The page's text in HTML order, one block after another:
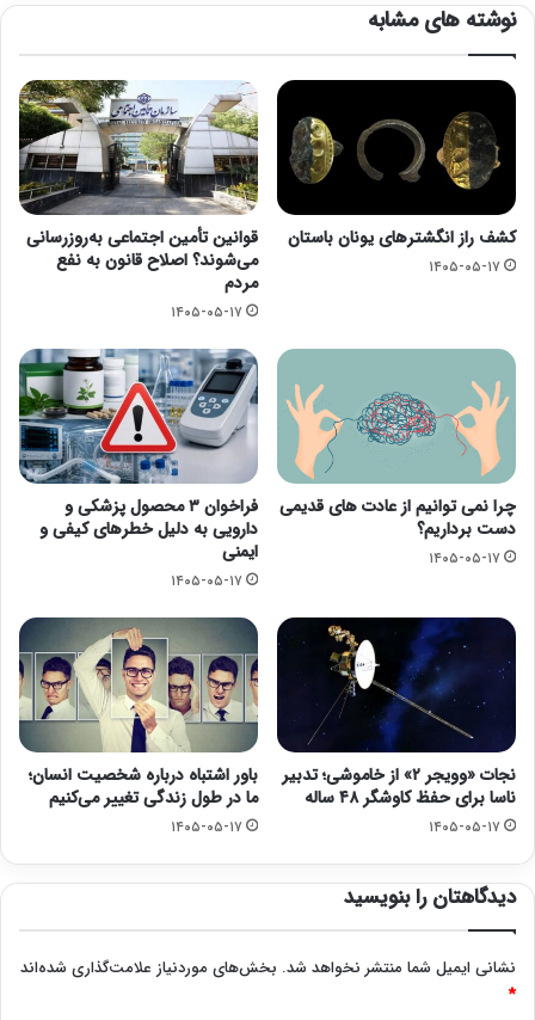
نوشته های مشابه
کشف راز انگشترهای یونان باستان
۱۴۰۵-۰۵-۱۷
قوانین تأمین اجتماعی به‌روزرسانی
می‌شوند؟ اصلاح قانون به نفع
مردم
۱۴۰۵-۰۵-۱۷
چرا نمی توانیم از عادت های قدیمی
دست برداریم؟
۱۴۰۵-۰۵-۱۷
فراخوان ۳ محصول پزشکی و
دارویی به دلیل خطرهای کیفی و
ایمنی
۱۴۰۵-۰۵-۱۷
نجات «وویجر ۲» از خاموشی؛ تدبیر
ناسا برای حفظ کاوشگر ۴۸ ساله
۱۴۰۵-۰۵-۱۷
باور اشتباه درباره شخصیت انسان؛
ما در طول زندگی تغییر می‌کنیم
۱۴۰۵-۰۵-۱۷
دیدگاهتان را بنویسید
نشانی ایمیل شما منتشر نخواهد شد. بخش‌های موردنیاز علامت‌گذاری شده‌اند
*